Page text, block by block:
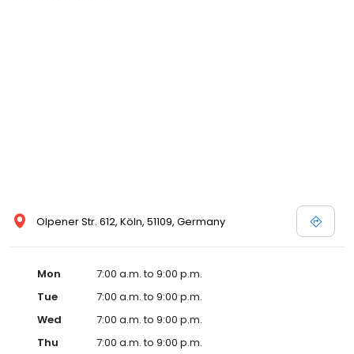
Olpener Str. 612, Köln, 51109, Germany
Mon
7:00 a.m. to 9:00 p.m.
Tue
7:00 a.m. to 9:00 p.m.
Wed
7:00 a.m. to 9:00 p.m.
Thu
7:00 a.m. to 9:00 p.m.